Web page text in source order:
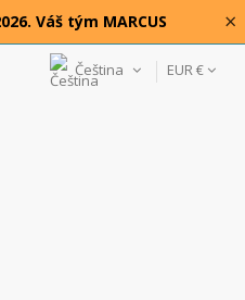
Váš tým MARCUS ×
Čeština EUR €